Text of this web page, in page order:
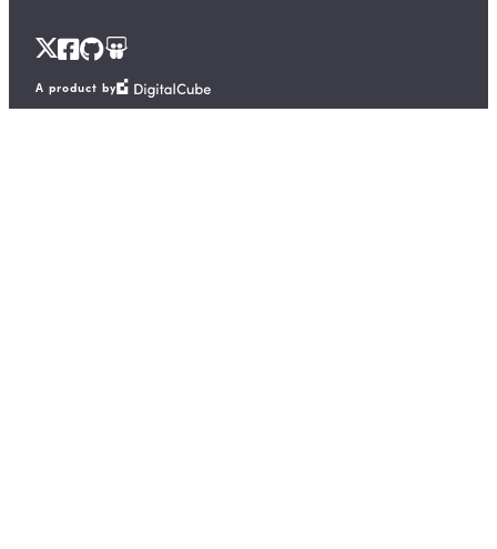
GitHubSpeaker
Deck
A product by